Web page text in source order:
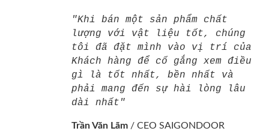
"Khi bán một sản phẩm chất
lượng với vật liệu tốt, chúng
tôi đã đặt mình vào vị trí của
Khách hàng để cố gắng xem điều
gì là tốt nhất, bền nhất và
phải mang đến sự hài lòng lâu
dài nhất"
Trần Văn Lãm / CEO SAIGONDOOR